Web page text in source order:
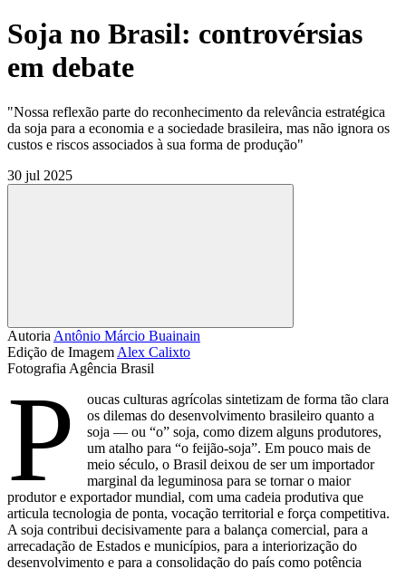
Soja no Brasil: controvérsias
em debate
"Nossa reflexão parte do reconhecimento da relevância estratégica
da soja para a economia e a sociedade brasileira, mas não ignora os
custos e riscos associados à sua forma de produção"
30 jul 2025
Compartilhar
Autoria Antônio Márcio Buainain
Edição de Imagem Alex Calixto
Fotografia Agência Brasil
P
oucas culturas agrícolas sintetizam de forma tão clara
os dilemas do desenvolvimento brasileiro quanto a
soja — ou “o” soja, como dizem alguns produtores,
um atalho para “o feijão-soja”. Em pouco mais de
meio século, o Brasil deixou de ser um importador
marginal da leguminosa para se tornar o maior
produtor e exportador mundial, com uma cadeia produtiva que
articula tecnologia de ponta, vocação territorial e força competitiva.
A soja contribui decisivamente para a balança comercial, para a
arrecadação de Estados e municípios, para a interiorização do
desenvolvimento e para a consolidação do país como potência